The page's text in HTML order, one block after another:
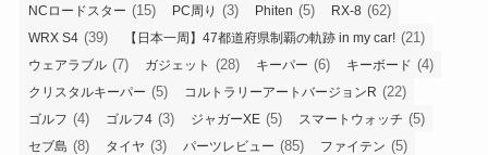
NCロードスター (15) PC周り (3) Phiten (5) RX-8 (62)
WRX S4 (39) 【日本一周】47都道府県制覇の軌跡 in my car! (21)
ウェアラブル (7) ガジェット (28) キーパー (6) キーボード (4)
クリスタルキーパー (5) コルトラリーアートバージョンR (22)
ゴルフ (4) ゴルフ4 (3) ジャガーXE (5) スマートウォッチ (5)
セブ島 (8) タイヤ (3) パーツレビュー (85) ファイテン (5)